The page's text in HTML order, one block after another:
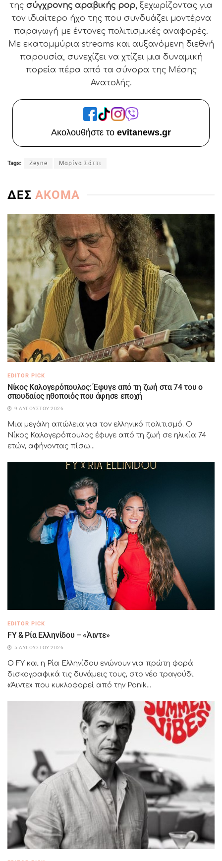
της σύγχρονης αραβικής pop, ξεχωρίζοντας για
τον ιδιαίτερο ήχο της που συνδυάζει μοντέρνα
παραγωγή με έντονες πολιτισμικές αναφορές.
Με εκατομμύρια streams και αυξανόμενη διεθνή
παρουσία, συνεχίζει να χτίζει μια δυναμική
πορεία πέρα από τα σύνορα της Μέσης
Ανατολής.
Ακολουθήστε το evitanews.gr
Tags: Zeyne Μαρίνα Σάττι
ΔΕΣ ΑΚΟΜΑ
EDITOR PICK
Νίκος Καλογερόπουλος: Έφυγε από τη ζωή στα 74 του ο
σπουδαίος ηθοποιός που άφησε εποχή
9 ΑΥΓΟΎΣΤΟΥ 2026
Μια μεγάλη απώλεια για τον ελληνικό πολιτισμό. Ο
Νίκος Καλογερόπουλος έφυγε από τη ζωή σε ηλικία 74
ετών, αφήνοντας πίσω...
EDITOR PICK
FY & Ρία Ελληνίδου – «Άιντε»
5 ΑΥΓΟΎΣΤΟΥ 2026
Ο FY και η Ρία Ελληνίδου ενώνουν για πρώτη φορά
δισκογραφικά τις δυνάμεις τους, στο νέο τραγούδι
«Άιντε» που κυκλοφορεί από την Panik...